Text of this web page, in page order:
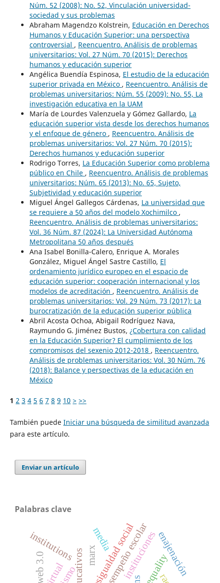
Núm. 52 (2008): No. 52, Vinculación universidad-
sociedad y sus problemas
Abraham Magendzo Kolstrein, Educación en Derechos
Humanos y Educación Superior: una perspectiva
controversial , Reencuentro. Análisis de problemas
universitarios: Vol. 27 Núm. 70 (2015): Derechos
humanos y educación superior
Angélica Buendía Espinosa, El estudio de la educación
superior privada en México , Reencuentro. Análisis de
problemas universitarios: Núm. 55 (2009): No. 55, La
investigación educativa en la UAM
María de Lourdes Valenzuela y Gómez Gallardo, La
educación superior vista desde los derechos humanos
y el enfoque de género , Reencuentro. Análisis de
problemas universitarios: Vol. 27 Núm. 70 (2015):
Derechos humanos y educación superior
Rodrigo Torres, La Educación Superior como problema
público en Chile , Reencuentro. Análisis de problemas
universitarios: Núm. 65 (2013): No. 65, Sujeto,
Subjetividad y educación superior
Miguel Ángel Gallegos Cárdenas, La universidad que
se requiere a 50 años del modelo Xochimilco ,
Reencuentro. Análisis de problemas universitarios:
Vol. 36 Núm. 87 (2024): La Universidad Autónoma
Metropolitana 50 años después
Ana Isabel Bonilla-Calero, Enrique A. Morales
González, Miguel Ángel Sastre Castillo, El
ordenamiento jurídico europeo en el espacio de
educación superior: cooperación internacional y los
modelos de acreditación , Reencuentro. Análisis de
problemas universitarios: Vol. 29 Núm. 73 (2017): La
burocratización de la educación superior pública
Abril Acosta Ochoa, Abigail Rodríguez Nava,
Raymundo G. Jiménez Bustos, ¿Cobertura con calidad
en la Educación Superior? El cumplimiento de los
compromisos del sexenio 2012-2018 , Reencuentro.
Análisis de problemas universitarios: Vol. 30 Núm. 76
(2018): Balance y perspectivas de la educación en
México
1 2 3 4 5 6 7 8 9 10 > >>
También puede Iniciar una búsqueda de similitud avanzada
para este artículo.
Enviar un artículo
Palabras clave
desempeño escolar
desigualdad social
institutions institucionesenajenación
marx
media
web 3.0